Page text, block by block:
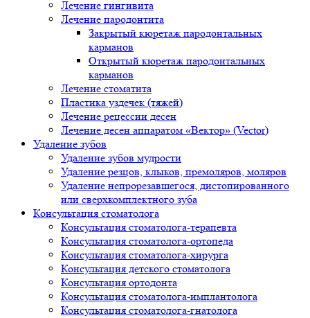
Лечение гингивита
Лечение пародонтита
Закрытый кюретаж пародонтальных
карманов
Открытый кюретаж пародонтальных
карманов
Лечение стоматита
Пластика уздечек (тяжей)
Лечение рецессии десен
Лечение десен аппаратом «Вектор» (Vector)
Удаление зубов
Удаление зубов мудрости
Удаление резцов, клыков, премоляров, моляров
Удаление непрорезавшегося, дистопированного
или сверхкомплектного зуба
Консультация стоматолога
Консультация стоматолога-терапевта
Консультация стоматолога-ортопеда
Консультация стоматолога-хирурга
Консультация детского стоматолога
Консультация ортодонта
Консультация стоматолога-имплантолога
Консультация стоматолога-гнатолога